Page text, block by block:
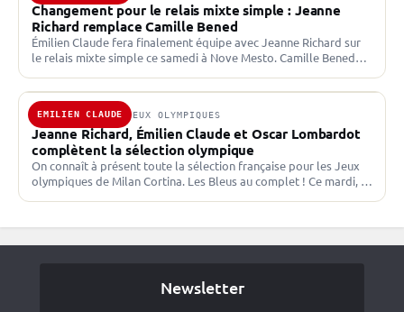
Changement pour le relais mixte simple : Jeanne
Richard remplace Camille Bened
Émilien Claude fera finalement équipe avec Jeanne Richard sur
le relais mixte simple ce samedi à Nove Mesto. Camille Bened
EMILIEN CLAUDE
20 JAN. 2026 · JEUX OLYMPIQUES
Jeanne Richard, Émilien Claude et Oscar Lombardot
complètent la sélection olympique
On connaît à présent toute la sélection française pour les Jeux
olympiques de Milan Cortina. Les Bleus au complet ! Ce mardi, le
Newsletter